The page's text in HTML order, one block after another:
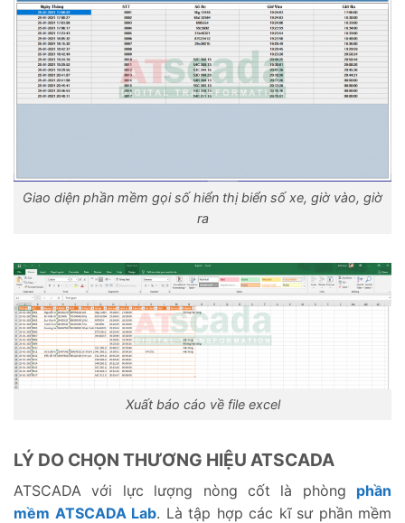
Giao diện phần mềm gọi số hiển thị biển số xe, giờ vào, giờ
ra
Xuất báo cáo về file excel
LÝ DO CHỌN THƯƠNG HIỆU ATSCADA
ATSCADA với lực lượng nòng cốt là phòng phần
mềm ATSCADA Lab. Là tập hợp các kĩ sư phần mềm